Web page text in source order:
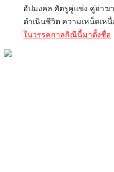
อัปมงคล ศัตรูคู่แข่ง คู่อาฆ
ดำเนินชีวิต ความเหน็ดเห
ในวรรคกาลกิณีนี้มาตั้งชื่อ